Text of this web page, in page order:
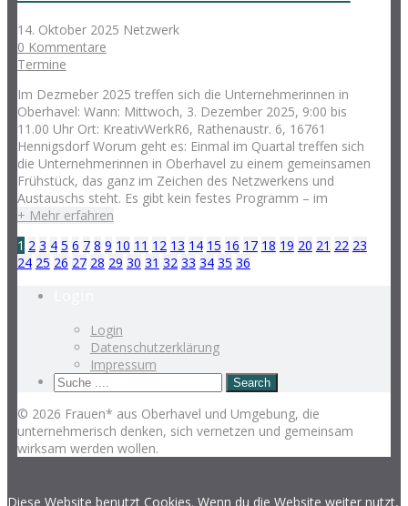
14. Oktober 2025 Netzwerk
0 Kommentare
Termine
Im Dezmeber 2025 treffen sich die Unternehmerinnen in
Oberhavel: Wann: Mittwoch, 3. Dezember 2025, 9:00 bis
11.00 Uhr Ort: KreativWerkR6, Rathenaustr. 6, 16761
Hennigsdorf Worum geht es: Einmal im Quartal treffen sich
die Unternehmerinnen in Oberhavel zu einem gemeinsamen
Frühstück, das ganz im Zeichen des Netzwerkens und
Austauschs steht. Es gibt kein festes Programm – im
+ Mehr erfahren
1 2 3 4 5 6 7 8 9 10 11 12 13 14 15 16 17 18 19 20 21 22 23
24 25 26 27 28 29 30 31 32 33 34 35 36
Login
Datenschutzerklärung
Impressum
© 2026 Frauen* aus Oberhavel und Umgebung, die
unternehmerisch denken, sich vernetzen und gemeinsam
wirksam werden wollen.
Diese Website benutzt Cookies. Wenn du die Website weiter nutzt,